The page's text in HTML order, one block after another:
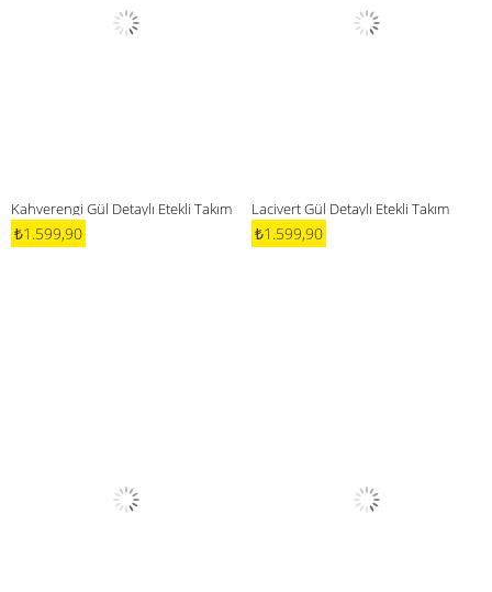
Kahverengi Gül Detaylı Etekli Takım
₺1.599,90
Lacivert Gül Detaylı Etekli Takım
₺1.599,90